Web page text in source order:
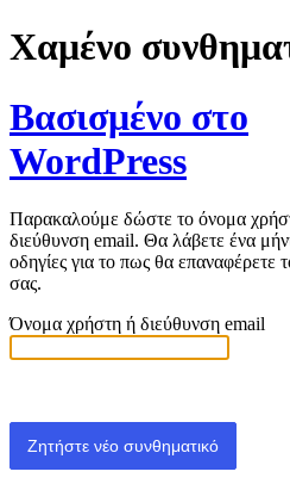
Χαμένο
Βασισμένο στο
WordPress
Παρακαλούμε δώστε το όνομα
διεύθυνση email. Θα λάβετε ένα
οδηγίες για το πως θα επαναφέρετε
σας.
Όνομα χρήστη ή διεύθυνση email